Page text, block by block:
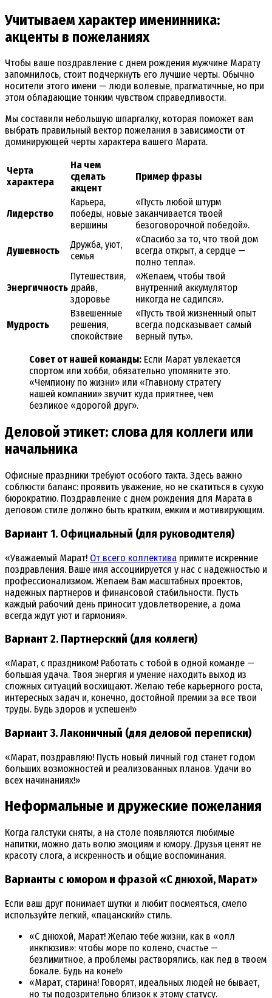
Учитываем характер именинника:
акценты в пожеланиях
Чтобы ваше поздравление с днем рождения мужчине Марату
запомнилось, стоит подчеркнуть его лучшие черты. Обычно
носители этого имени — люди волевые, прагматичные, но при
этом обладающие тонким чувством справедливости.
Мы составили небольшую шпаргалку, которая поможет вам
выбрать правильный вектор пожелания в зависимости от
доминирующей черты характера вашего Марата.
Черта
характера
На чем
сделать
акцент
Пример фразы
Лидерство
Карьера,
победы, новые
вершины
«Пусть любой штурм
заканчивается твоей
безоговорочной победой».
Душевность
Дружба, уют,
семья
«Спасибо за то, что твой дом
всегда открыт, а сердце —
полно тепла».
Энергичность
Путешествия,
драйв,
здоровье
«Желаем, чтобы твой
внутренний аккумулятор
никогда не садился».
Мудрость
Взвешенные
решения,
спокойствие
«Пусть твой жизненный опыт
всегда подсказывает самый
верный путь».
Совет от нашей команды: Если Марат увлекается
спортом или хобби, обязательно упомяните это.
«Чемпиону по жизни» или «Главному стратегу
нашей компании» звучит куда приятнее, чем
безликое «дорогой друг».
Деловой этикет: слова для коллеги или
начальника
Офисные праздники требуют особого такта. Здесь важно
соблюсти баланс: проявить уважение, но не скатиться в сухую
бюрократию. Поздравление с днем рождения для Марата в
деловом стиле должно быть кратким, емким и мотивирующим.
Вариант 1. Официальный (для руководителя)
«Уважаемый Марат! От всего коллектива примите искренние
поздравления. Ваше имя ассоциируется у нас с надежностью и
профессионализмом. Желаем Вам масштабных проектов,
надежных партнеров и финансовой стабильности. Пусть
каждый рабочий день приносит удовлетворение, а дома
всегда ждут уют и гармония».
Вариант 2. Партнерский (для коллеги)
«Марат, с праздником! Работать с тобой в одной команде —
большая удача. Твоя энергия и умение находить выход из
сложных ситуаций восхищают. Желаю тебе карьерного роста,
интересных задач и, конечно, достойной премии за все твои
труды. Будь здоров и успешен!»
Вариант 3. Лаконичный (для деловой переписки)
«Марат, поздравляю! Пусть новый личный год станет годом
больших возможностей и реализованных планов. Удачи во
всех начинаниях!»
Неформальные и дружеские пожелания
Когда галстуки сняты, а на столе появляются любимые
напитки, можно дать волю эмоциям и юмору. Друзья ценят не
красоту слога, а искренность и общие воспоминания.
Варианты с юмором и фразой «С днюхой, Марат»
Если ваш друг понимает шутки и любит посмеяться, смело
используйте легкий, «пацанский» стиль.
«С днюхой, Марат! Желаю тебе жизни, как в «олл
инклюзив»: чтобы море по колено, счастье —
безлимитное, а проблемы растворялись, как лед в твоем
бокале. Будь на коне!»
«Марат, старина! Говорят, идеальных людей не бывает,
но ты подозрительно близок к этому статусу.